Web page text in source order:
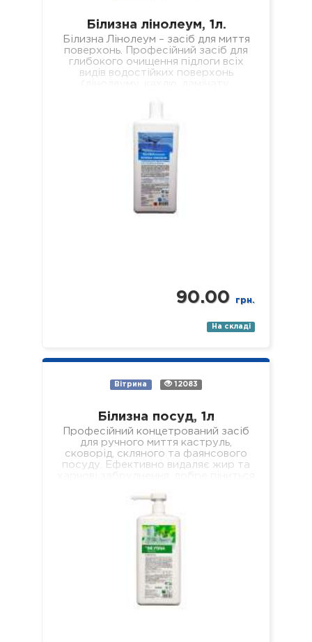
Білизна лінолеум, 1л.
Білизна Лінолеум – засіб для миття
поверхонь. Професійний засіб для
глибокого очищення підлоги всіх
видів водостійких поверхонь
90.00 грн.
На складі
Вітрина 12083
Білизна посуд, 1л
Професійний концетрований засіб
для ручного миття каструль,
сковорід, скляного та фаянсового
посуду. Ефективно видаляє жир та
мильної…